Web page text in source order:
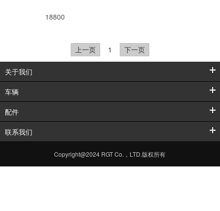
18800
上一页 1 下一页
关于我们
车辆
配件
联系我们
Copyright@2024 RGT Co.，LTD.版权所有